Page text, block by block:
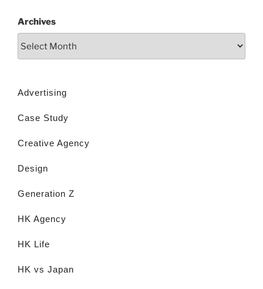
Archives
Advertising
Case Study
Creative Agency
Design
Generation Z
HK Agency
HK Life
HK vs Japan